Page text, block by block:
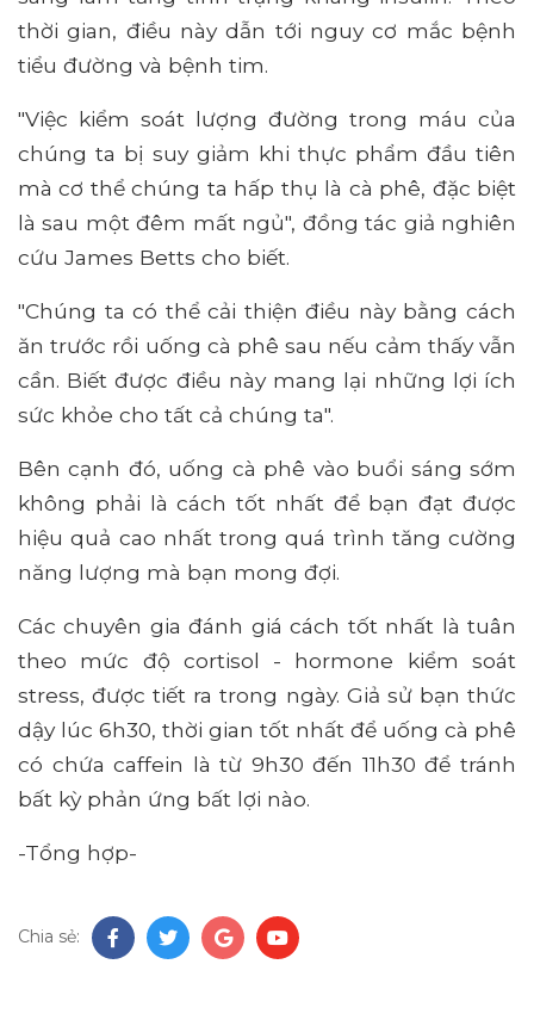
thời gian, điều này dẫn tới nguy cơ mắc bệnh
tiểu đường và bệnh tim.
"Việc kiểm soát lượng đường trong máu của
chúng ta bị suy giảm khi thực phẩm đầu tiên
mà cơ thể chúng ta hấp thụ là cà phê, đặc biệt
là sau một đêm mất ngủ", đồng tác giả nghiên
cứu James Betts cho biết.
"Chúng ta có thể cải thiện điều này bằng cách
ăn trước rồi uống cà phê sau nếu cảm thấy vẫn
cần. Biết được điều này mang lại những lợi ích
sức khỏe cho tất cả chúng ta".
Bên cạnh đó, uống cà phê vào buổi sáng sớm
không phải là cách tốt nhất để bạn đạt được
hiệu quả cao nhất trong quá trình tăng cường
năng lượng mà bạn mong đợi.
Các chuyên gia đánh giá cách tốt nhất là tuân
theo mức độ cortisol - hormone kiểm soát
stress, được tiết ra trong ngày. Giả sử bạn thức
dậy lúc 6h30, thời gian tốt nhất để uống cà phê
có chứa caffein là từ 9h30 đến 11h30 để tránh
bất kỳ phản ứng bất lợi nào.
-Tổng hợp-
Chia sẻ: